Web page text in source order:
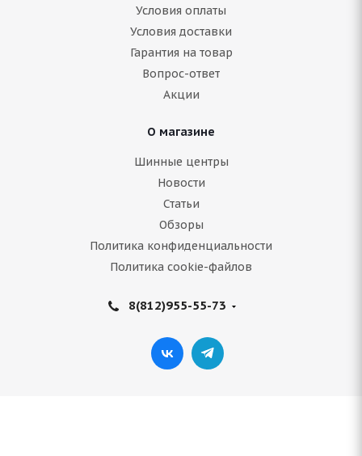
(Д) NZ SH599 5.5x14/4x98 ET35 D58.6 MB*
Условия оплаты
Условия доставки
Гарантия на товар
Вопрос-ответ
Акции
О магазине
Шинные центры
Новости
Статьи
Обзоры
Политика конфиденциальности
Политика cookie-файлов
8(812)955-55-73